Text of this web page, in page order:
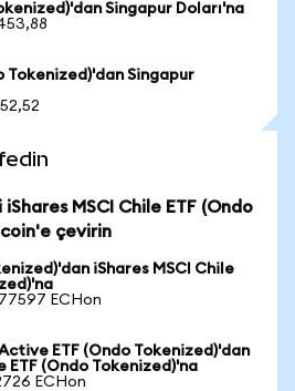
Singapur Doları'na
Tokenized)'dan Singapur
MSCI Chile ETF (Ondo
coin'e çevirin
iShares MSCI Chile
ECHon
ETF (Ondo Tokenized)'dan
ETF (Ondo Tokenized)'na
ECHon